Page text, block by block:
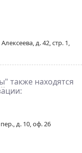
д. 42, стр. 1,
" также находятся
д. 10, оф. 26